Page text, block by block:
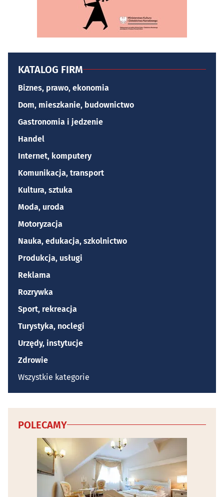
KATALOG FIRM
Biznes, prawo, ekonomia
Dom, mieszkanie, budownictwo
Gastronomia i jedzenie
Handel
Internet, komputery
Komunikacja, transport
Kultura, sztuka
Moda, uroda
Motoryzacja
Nauka, edukacja, szkolnictwo
Produkcja, usługi
Reklama
Rozrywka
Sport, rekreacja
Turystyka, noclegi
Urzędy, instytucje
Zdrowie
Wszystkie kategorie
POLECAMY